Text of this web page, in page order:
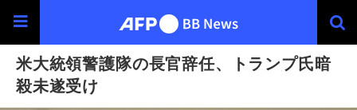
米大統領警護隊の長官辞任、トランプ氏暗
殺未遂受け